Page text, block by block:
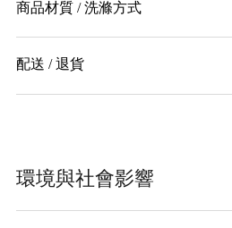
商品材質 / 洗滌方式
配送 / 退貨
環境與社會影響